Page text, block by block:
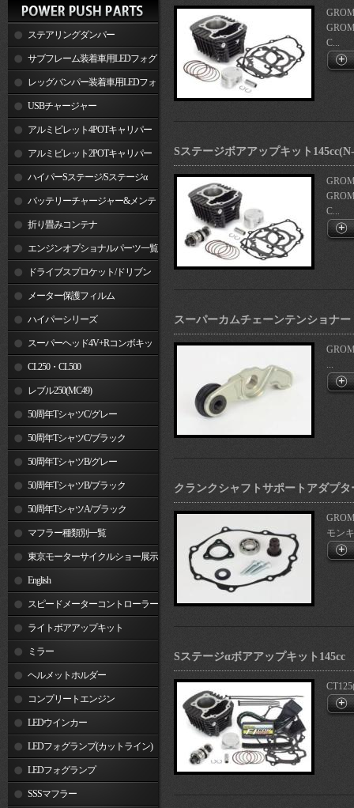
ステアリングダンパー
サブフレーム装着車用LEDフォグ
ランプレッグバンパー装着車用LEDフォ
グランプUSBチャージャー
アルミビレット4POTキャリパー
関連製品アルミビレット2POTキャリパー
関連製品ハイパーSステージ/Sステージα
バッテリーチャージャー&メンテ
ナー 折り畳みコンテナ
エンジンオプショナルパーツ一覧
ドライブスプロケット/ドリブン
スプロケット
メーター保護フィルム
ハイパーシリーズ
スーパーヘッド4V+Rコンボキッ
ト CL250・CL500
レブル250(MC49)
50周年TシャツC/グレー
50周年TシャツC/ブラック
50周年TシャツB/グレー
50周年TシャツB/ブラック
50周年TシャツA/ブラック
マフラー種類別一覧
東京モーターサイクルショー展示
車両 English
スピードメーターコントローラー
ライトボアアップキット
ミラー
ヘルメットホルダー
コンプリートエンジン
LEDウインカー
LEDフォグランプ(カットライン)
LEDフォグランプ
SSSマフラー
C...
Sステージボアアップキット
C...
スーパーカムチェーンテンショナー
...
クランクシャフトサポートアダプタ
モン
Sステージαボアアップキット145cc